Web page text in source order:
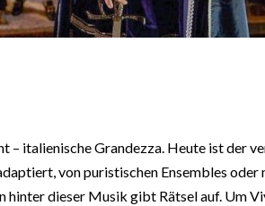
– italienische Grandezza. Heute ist der
von puristischen Ensembles
dieser Musik gibt Rätsel auf. Um